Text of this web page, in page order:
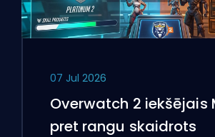
07 Jul 2026
Overwatch 2 iekšējais
pret rangu skaidrots